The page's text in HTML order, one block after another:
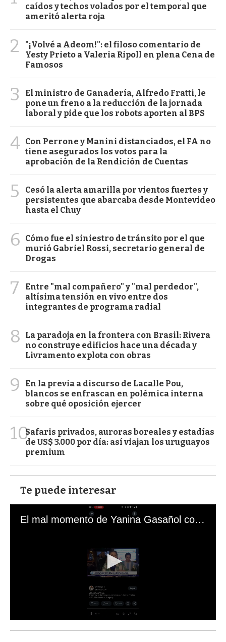
caídos y techos volados por el temporal que
ameritó alerta roja
2
"¡Volvé a Adeom!": el filoso comentario de
Yesty Prieto a Valeria Ripoll en plena Cena de
Famosos
3
El ministro de Ganadería, Alfredo Fratti, le
pone un freno a la reducción de la jornada
laboral y pide que los robots aporten al BPS
4 Con Perrone y Manini distanciados, el FA no
tiene asegurados los votos para la
aprobación de la Rendición de Cuentas
5
Cesó la alerta amarilla por vientos fuertes y
persistentes que abarcaba desde Montevideo
hasta el Chuy
6
Cómo fue el siniestro de tránsito por el que
murió Gabriel Rossi, secretario general de
Drogas
7
Entre "mal compañero" y "mal perdedor",
altísima tensión en vivo entre dos
integrantes de programa radial
8
La paradoja en la frontera con Brasil: Rivera
no construye edificios hace una década y
Livramento explota con obras
9
En la previa a discurso de Lacalle Pou,
blancos se enfrascan en polémica interna
sobre qué oposición ejercer
10Safaris privados, auroras boreales y estadías
de US$ 3.000 por día: así viajan los uruguayos
premium
Te puede interesar
El mal momento de Yanina Gasañol con un hincha argentino en "Subrayado"
s